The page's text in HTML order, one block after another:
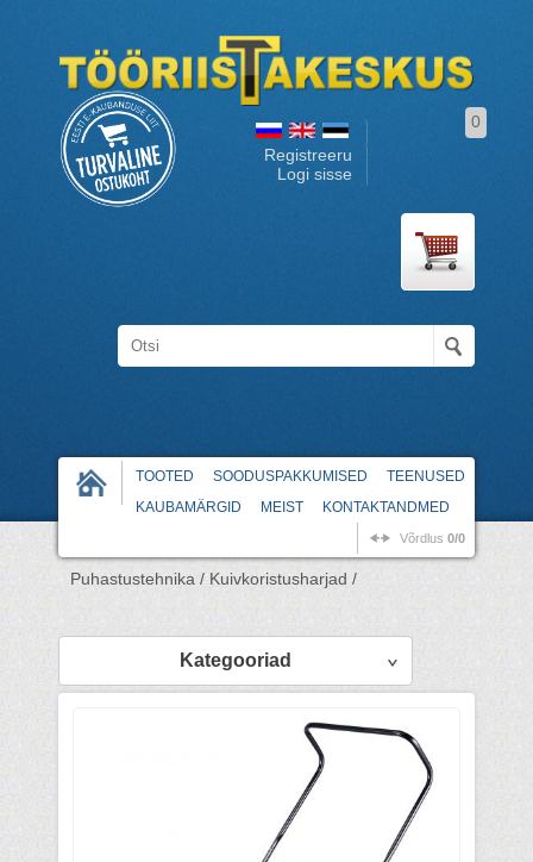
Registreeru
Logi sisse
0
TOOTED SOODUSPAKKUMISED
TEENUSED
KAUBAMÄRGID
MEIST KONTAKTANDMED
Võrdlus 0/0
Puhastustehnika / Kuivkoristusharjad /
Kategooriad